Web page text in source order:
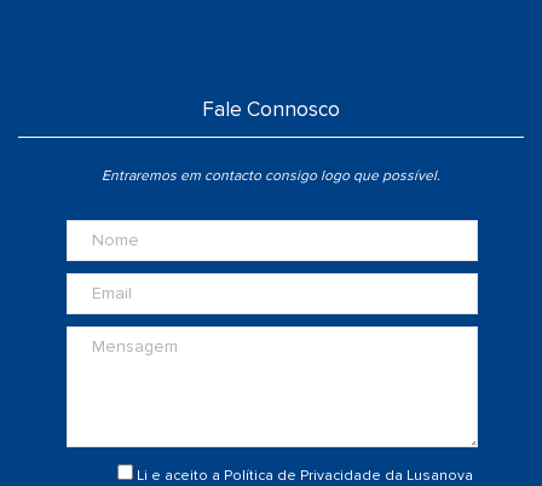
Fale Connosco
Entraremos em contacto consigo logo que possível.
Li e aceito a Política de Privacidade da Lusanova